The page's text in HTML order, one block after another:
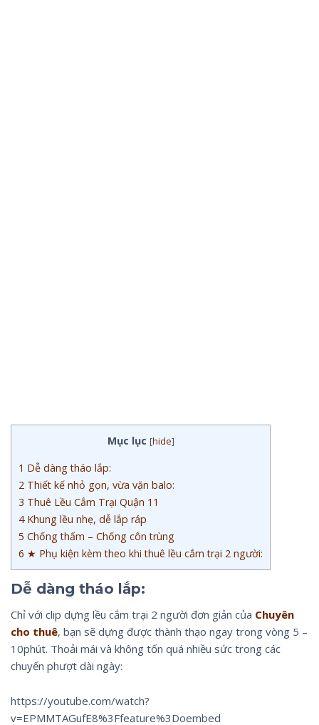
Mục lục [hide]
1 Dễ dàng tháo lắp:
2 Thiết kế nhỏ gọn, vừa vặn balo:
3 Thuê Lều Cắm Trại Quận 11
4Khung lều nhẹ, dễ lắp ráp
5 Chống thấm – Chống côn trùng
6 ★ Phụ kiện kèm theo khi thuê lều cắm trại 2 người:
Dễ dàng tháo lắp:
Chỉ với clip dựng lều cắm trại 2 người đơn giản của Chuyên
cho thuê, bạn sẽ dựng được thành thạo ngay trong vòng 5 –
10phút. Thoải mái và không tốn quá nhiều sức trong các
chuyến phượt dài ngày:
https://youtube.com/watch?
v=EPMMTAGufE8%3Ffeature%3Doembed